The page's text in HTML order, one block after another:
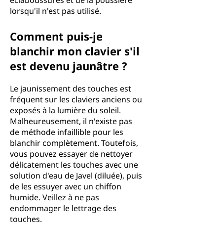
lorsqu'il n'est pas utilisé.
Comment puis-je
blanchir mon clavier s'il
est devenu jaunâtre ?
Le jaunissement des touches est
fréquent sur les claviers anciens ou
exposés à la lumière du soleil.
Malheureusement, il n'existe pas
de méthode infaillible pour les
blanchir complètement. Toutefois,
vous pouvez essayer de nettoyer
délicatement les touches avec une
solution d'eau de Javel (diluée), puis
de les essuyer avec un chiffon
humide. Veillez à ne pas
endommager le lettrage des
touches.